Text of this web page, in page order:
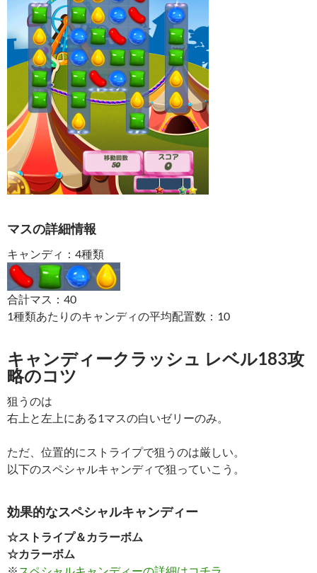
マスの詳細情報
キャンディ：4種類
合計マス：40
1種類あたりのキャンディの平均配置数：10
キャンディークラッシュ レベル183攻
略のコツ
狙うのは
右上と左上にある1マスの白いゼリーのみ。
ただ、位置的にストライプで狙うのは厳しい。
以下のスペシャルキャンディで狙っていこう。
効果的なスペシャルキャンディー
☆ストライプ＆カラーボム
☆カラーボム